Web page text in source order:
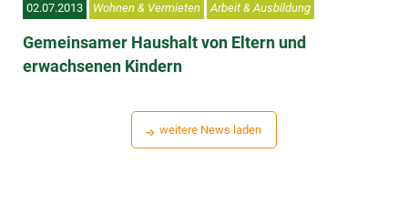
02.07.2013 Wohnen & Vermieten Arbeit & Ausbildung
Gemeinsamer Haushalt von Eltern und
erwachsenen Kindern
weitere News laden